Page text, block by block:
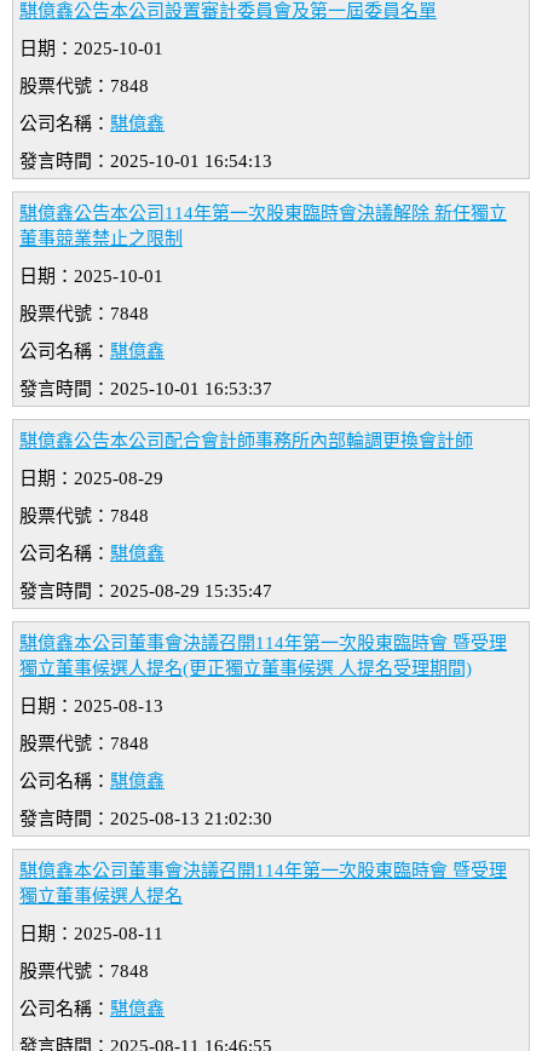
騏億鑫公告本公司設置審計委員會及第一屆委員名單
日期：2025-10-01
股票代號：7848
公司名稱： 騏億鑫
發言時間：2025-10-01 16:54:13
騏億鑫公告本公司114年第一次股東臨時會決議解除 新任獨立
董事競業禁止之限制
日期：2025-10-01
股票代號：7848
公司名稱： 騏億鑫
發言時間：2025-10-01 16:53:37
騏億鑫公告本公司配合會計師事務所內部輪調更換會計師
日期：2025-08-29
股票代號：7848
公司名稱： 騏億鑫
發言時間：2025-08-29 15:35:47
騏億鑫本公司董事會決議召開114年第一次股東臨時會 暨受理
獨立董事候選人提名(更正獨立董事候選 人提名受理期間)
日期：2025-08-13
股票代號：7848
公司名稱： 騏億鑫
發言時間：2025-08-13 21:02:30
騏億鑫本公司董事會決議召開114年第一次股東臨時會 暨受理
獨立董事候選人提名
日期：2025-08-11
股票代號：7848
公司名稱： 騏億鑫
發言時間：2025-08-11 16:46:55